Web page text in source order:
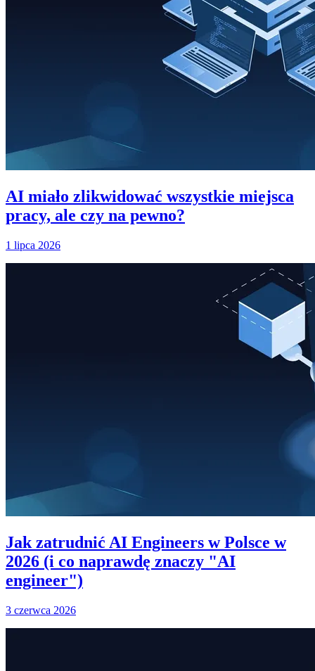
AI miało zlikwidować wszystkie miejsca
pracy, ale czy na pewno?
1 lipca 2026
Jak zatrudnić AI Engineers w Polsce w
2026 (i co naprawdę znaczy "AI
engineer")
3 czerwca 2026